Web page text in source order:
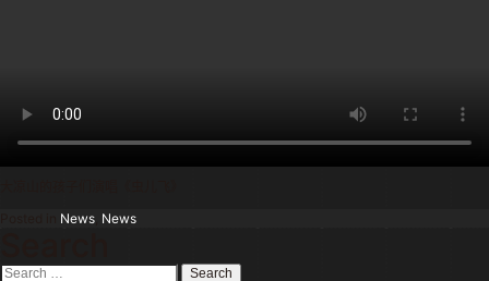
News News
Search